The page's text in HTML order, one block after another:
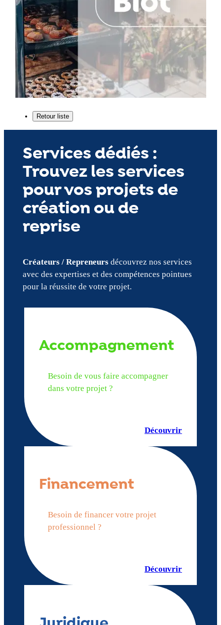
Services dédiés :
Trouvez les services
pour vos projets de
création ou de
reprise
Créateurs / Repreneursdécouvrez nos services
avec des expertises et des compétences pointues
pour la réussite de votre projet.
Accompagnement
Besoin de vous faire accompagner
dans votre projet ?
Découvrir
Financement
Besoin de financer votre projet
professionnel ?
Découvrir